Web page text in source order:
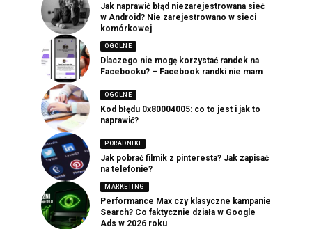
Jak naprawić błąd niezarejestrowana sieć
w Android? Nie zarejestrowano w sieci
komórkowej
OGOLNE
Dlaczego nie mogę korzystać randek na
Facebooku? – Facebook randki nie mam
OGOLNE
Kod błędu 0x80004005: co to jest i jak to
naprawić?
PORADNIKI
Jak pobrać filmik z pinteresta? Jak zapisać
na telefonie?
MARKETING
Performance Max czy klasyczne kampanie
Search? Co faktycznie działa w Google
Ads w 2026 roku